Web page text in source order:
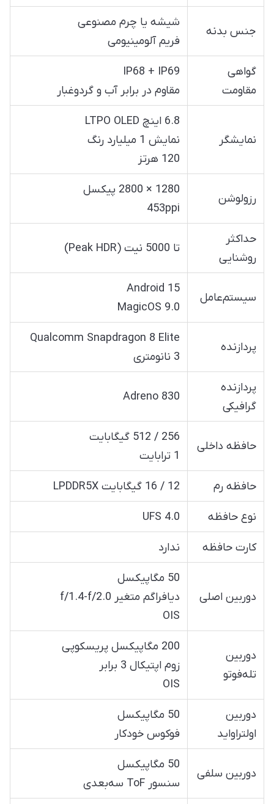
جنس بدنه
شیشه یا چرم مصنوعی
فریم آلومینیومی
گواهی
مقاومت
IP68 + IP69
مقاوم در برابر آب و گردوغبار
نمایشگر
6.8 اینچ LTPO OLED
نمایش 1 میلیارد رنگ
120 هرتز
رزولوشن
1280 × 2800 پیکسل
453ppi
حداکثر
روشنایی
تا 5000 نیت (Peak HDR)
سیستم‌عامل
Android 15
MagicOS 9.0
پردازنده
Qualcomm Snapdragon 8 Elite
3 نانومتری
پردازنده
گرافیکی
Adreno 830
حافظه داخلی
256 / 512 گیگابایت
1 ترابایت
حافظه رم 12 / 16 گیگابایت LPDDR5X
نوع حافظه UFS 4.0
کارت حافظه ندارد
دوربین اصلی
50 مگاپیکسل
دیافراگم متغیر f/1.4-f/2.0
OIS
دوربین
تله‌فوتو
200 مگاپیکسل پریسکوپی
زوم اپتیکال 3 برابر
OIS
دوربین
اولتراواید
50 مگاپیکسل
فوکوس خودکار
دوربین سلفی
50 مگاپیکسل
سنسور ToF سه‌بعدی